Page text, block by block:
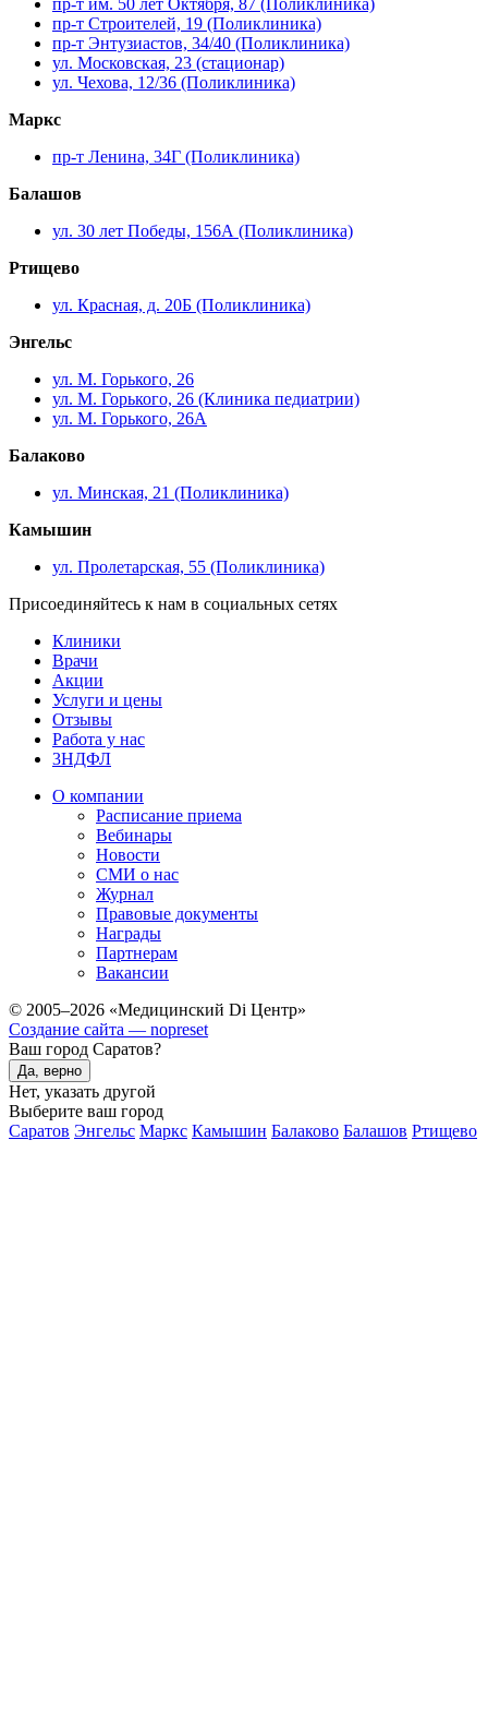
пр-т Строителей, 19 (Поликлиника)
пр-т Энтузиастов, 34/40 (Поликлиника)
ул. Московская, 23 (стационар)
ул. Чехова, 12/36 (Поликлиника)
Маркс
пр-т Ленина, 34Г (Поликлиника)
Балашов
ул. 30 лет Победы, 156А (Поликлиника)
Ртищево
ул. Красная, д. 20Б (Поликлиника)
Энгельс
ул. М. Горького, 26
ул. М. Горького, 26 (Клиника педиатрии)
ул. М. Горького, 26А
Балаково
ул. Минская, 21 (Поликлиника)
Камышин
ул. Пролетарская, 55 (Поликлиника)
Присоединяйтесь к нам в социальных сетях
Клиники
Врачи
Акции
Услуги и цены
Отзывы
Работа у нас
3НДФЛ
О компании
Расписание приема
Вебинары
Новости
СМИ о нас
Журнал
Правовые документы
Награды
Партнерам
Вакансии
© 2005–2026 «Медицинский Di Центр»
Создание сайта — nopreset
Ваш город Саратов?
Да, верно
Нет, указать другой
Выберите ваш город
Саратов Энгельс Маркс Камышин Балаково Балашов Ртищево